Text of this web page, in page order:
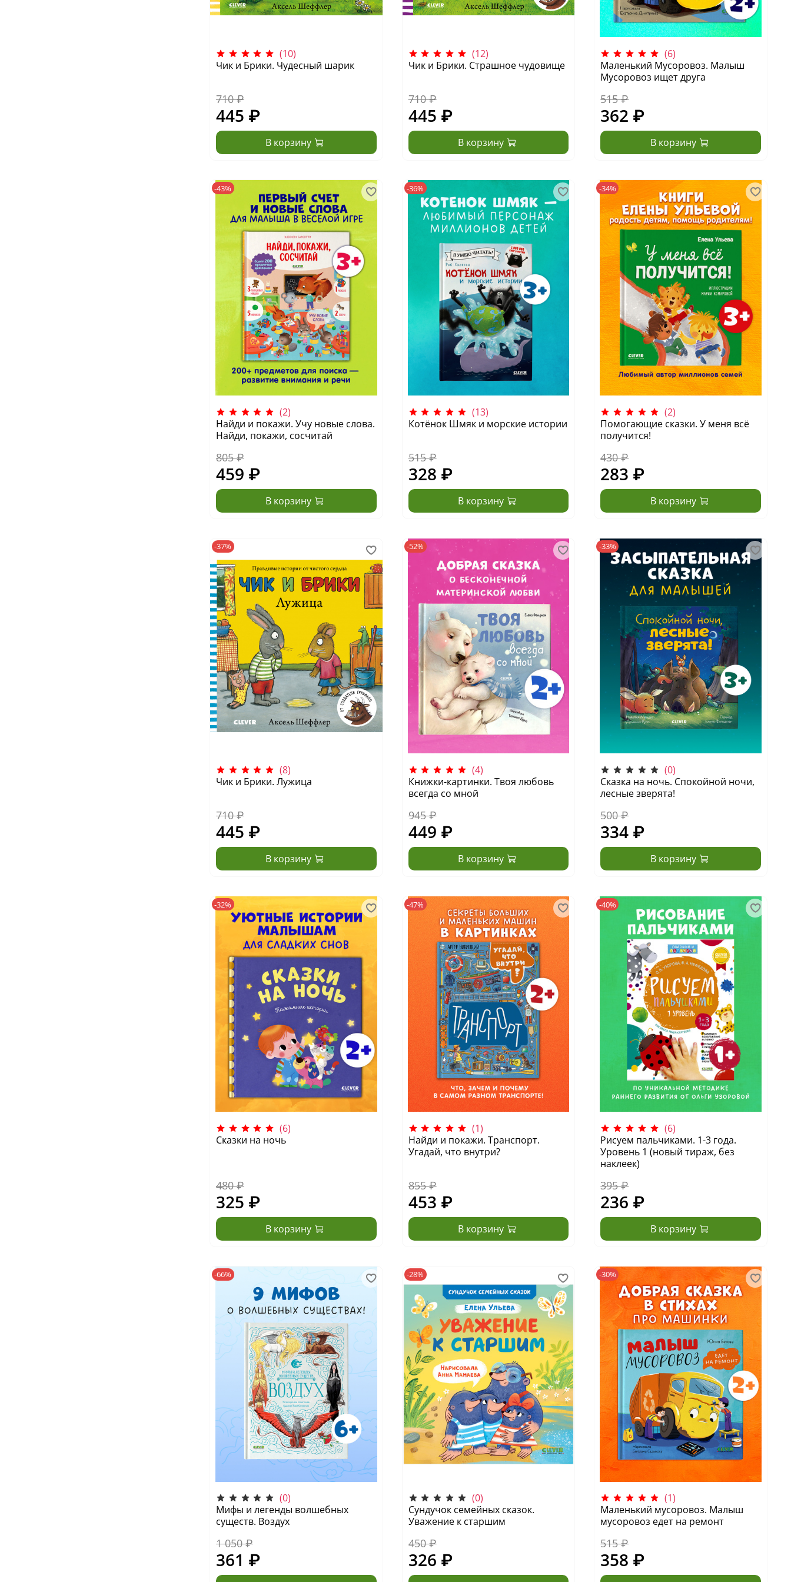
(10)
Чик и Брики. Чудесный шарик
710 ₽
445 ₽
В корзину
(12)
Чик и Брики. Страшное чудовище
710 ₽
445 ₽
В корзину
(6)
Маленький Мусоровоз. Малыш
Мусоровоз ищет друга
515 ₽
362 ₽
В корзину
-43%
(2)
Найди и покажи. Учу новые слова.
Найди, покажи, сосчитай
805 ₽
459 ₽
В корзину
-36%
(13)
Котёнок Шмяк и морские истории
515 ₽
328 ₽
В корзину
-34%
(2)
Помогающие сказки. У меня всё
получится!
430 ₽
283 ₽
В корзину
-37%
(8)
Чик и Брики. Лужица
710 ₽
445 ₽
В корзину
-52%
(4)
Книжки-картинки. Твоя любовь
всегда со мной
945 ₽
449 ₽
В корзину
-33%
(0)
Сказка на ночь. Спокойной ночи,
лесные зверята!
500 ₽
334 ₽
В корзину
-32%
(6)
Сказки на ночь
480 ₽
325 ₽
В корзину
-47%
(1)
Найди и покажи. Транспорт.
Угадай, что внутри?
855 ₽
453 ₽
В корзину
-40%
(6)
Рисуем пальчиками. 1-3 года.
Уровень 1 (новый тираж, без
наклеек)
395 ₽
236 ₽
В корзину
-66%
(0)
Мифы и легенды волшебных
существ. Воздух
1 050 ₽
361 ₽
-28%
(0)
Сундучок семейных сказок.
Уважение к старшим
450 ₽
326 ₽
-30%
(1)
Маленький мусоровоз. Малыш
мусоровоз едет на ремонт
515 ₽
358 ₽